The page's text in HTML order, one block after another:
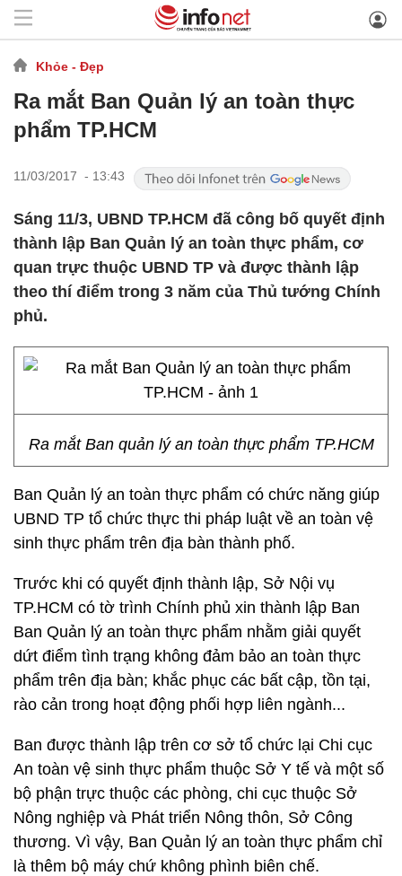
Khỏe - Đẹp
Ra mắt Ban Quản lý an toàn thực
phẩm TP.HCM
11/03/2017 - 13:43
​Sáng 11/3, UBND TP.HCM đã công bố quyết định
thành lập Ban Quản lý an toàn thực phẩm, cơ
quan trực thuộc UBND TP và được thành lập
theo thí điểm trong 3 năm của Thủ tướng Chính
phủ.
Ra mắt Ban quản lý an toàn thực phẩm TP.HCM
Ban Quản lý an toàn thực phẩm có chức năng giúp
UBND TP tổ chức thực thi pháp luật về an toàn vệ
sinh thực phẩm trên địa bàn thành phố.
Trước khi có quyết định thành lập, Sở Nội vụ
TP.HCM có tờ trình Chính phủ xin thành lập Ban
Ban Quản lý an toàn thực phẩm nhằm giải quyết
dứt điểm tình trạng không đảm bảo an toàn thực
phẩm trên địa bàn; khắc phục các bất cập, tồn tại,
rào cản trong hoạt động phối hợp liên ngành...
Ban được thành lập trên cơ sở tổ chức lại Chi cục
An toàn vệ sinh thực phẩm thuộc Sở Y tế và một số
bộ phận trực thuộc các phòng, chi cục thuộc Sở
Nông nghiệp và Phát triển Nông thôn, Sở Công
thương. Vì vậy, Ban Quản lý an toàn thực phẩm chỉ
là thêm bộ máy chứ không phình biên chế.